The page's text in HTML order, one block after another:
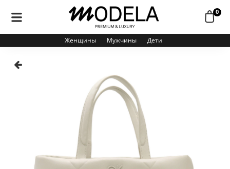
0
Женщины Мужчины Дети